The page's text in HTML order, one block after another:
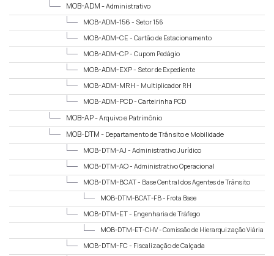
MOB-ADM -Administrativo
MOB-ADM-156 - Setor 156
MOB-ADM-CE - Cartão de Estacionamento
MOB-ADM-CP - Cupom Pedágio
MOB-ADM-EXP - Setor de Expediente
MOB-ADM-MRH - Multiplicador RH
MOB-ADM-PCD - Carteirinha PCD
MOB-AP -Arquivo e Patrimônio
MOB-DTM - Departamento de Trânsito e Mobilidade
MOB-DTM-AJ - Administrativo Jurídico
MOB-DTM-AO - Administrativo Operacional
MOB-DTM-BCAT - Base Central dos Agentes de Trânsito
MOB-DTM-BCAT-FB - Frota Base
MOB-DTM-ET - Engenharia de Tráfego
MOB-DTM-ET-CHV -Comissão de Hierarquização Viária
MOB-DTM-FC - Fiscalização de Calçada